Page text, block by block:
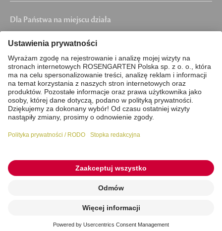
Zlecenie online
Dla Państwa na miejscu działa
Piła, Chojnice, Grudziądz, Chełmno,
Wągrowiec, Chodzież, Nakło nad Notecią,
Żnin, Solec Kujawski, Szubin, Łabiszyn, Kcynia,
Mrocza, Koronowo, Pruszcz, Unisław, Solec
kujawski, Barcin, Świecie
Stopka redakcyjna
Polityka prywatności / RODO
© 2026 ROSENGARTEN kremacja zwierząt domowych